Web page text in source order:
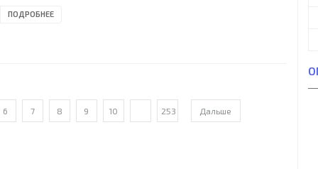
SALAS Melinao 13; 0-3 Dejan “Deki” Stanković 60; 0-4
ПОДРОБНЕЕ
6 7 8 9 10 253 Дальше